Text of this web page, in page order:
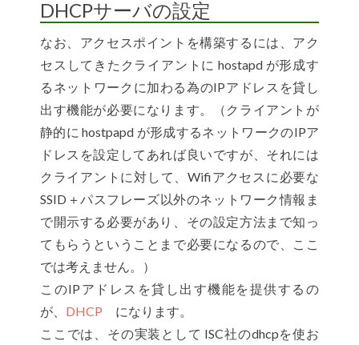
DHCPサーバの設定
なお、アクセスポイントを構築するには、アク
セスしてきたクライアントに hostapd が形成す
るネットワークに加わる為のIPアドレスを貸し
出す機能が必要になります。（クライアントが
静的に hostpapd が形成するネットワークのIPア
ドレスを設定してあれば良いですが、それには
クライアントに対して、Wifiアクセスに必要な
SSID＋パスフレーズ以外のネットワーク情報ま
で開示する必要があり、その設定方法まで知っ
てもらうということまで必要になるので、ここ
では考えません。）
このIPアドレスを貸し出す機能を提供するの
が、 DHCP になります。
ここでは、その実装として ISC社のdhcpを使お